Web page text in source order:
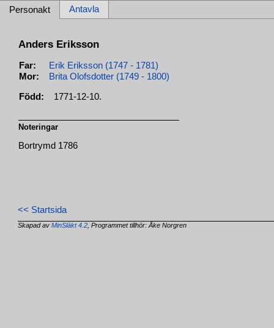
Personakt Antavla
Anders Eriksson
Far:
Erik Eriksson (1747 - 1781)
Mor:
Brita Olofsdotter (1749 - 1800)
Född: 1771-12-10.
Noteringar
Bortrymd 1786
<< Startsida
Skapad avMinSläkt 4.2 , Programmet tillhör: Åke Norgren